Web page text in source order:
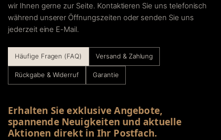
wir Ihnen gerne zur Seite. Kontaktieren Sie uns telefonisch
während unserer Öffnungszeiten oder senden Sie uns
jederzeit eine E-Mail.
Häufige Fragen (FAQ) Versand & Zahlung
Rückgabe & Widerruf Garantie
Erhalten Sie exklusive Angebote,
spannende Neuigkeiten und aktuelle
Aktionen direkt in Ihr Postfach.